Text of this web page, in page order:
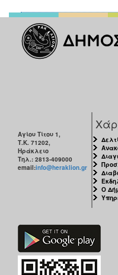
ΠΟΛΙΤΙΣΜΟΣ
ΑΝΘΕΚΤΙΚΗ
ΠΟΛΗ
Αγίου Τίτου 1,
Τ.Κ. 71202,
Ηράκλειο
Τηλ.: 2813-409000
email:info@heraklion.gr
Ο